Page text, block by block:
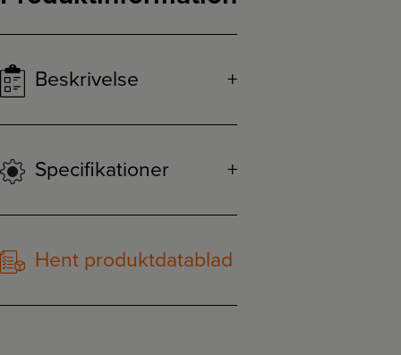
Beskrivelse
Specifikationer
Hent produktdatablad